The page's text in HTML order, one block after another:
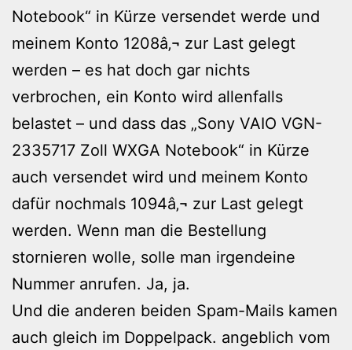
Notebook“ in Kürze versendet werde und
meinem Konto 1208â‚¬ zur Last gelegt
werden – es hat doch gar nichts
verbrochen, ein Konto wird allenfalls
belastet – und dass das „Sony VAIO VGN-
2335717 Zoll WXGA Notebook“ in Kürze
auch versendet wird und meinem Konto
dafür nochmals 1094â‚¬ zur Last gelegt
werden. Wenn man die Bestellung
stornieren wolle, solle man irgendeine
Nummer anrufen. Ja, ja.
Und die anderen beiden Spam-Mails kamen
auch gleich im Doppelpack. angeblich vom